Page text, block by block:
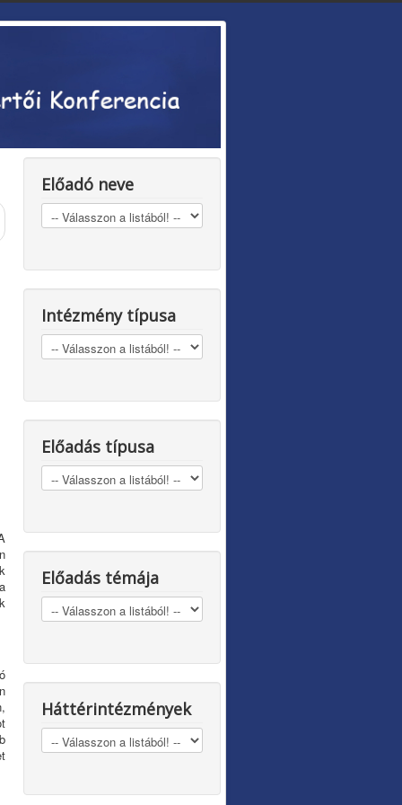
Előadó neve
Intézmény típusa
Előadás típusa
Előadás témája
Háttérintézmények